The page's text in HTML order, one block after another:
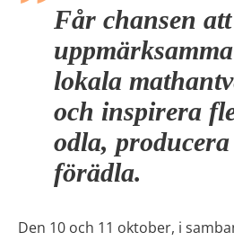
Får chansen att
lokala
och inspirera
odla,
förädla.
Den 10 och 11 oktober, i